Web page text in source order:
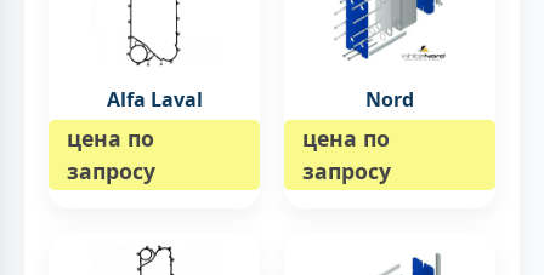
Alfa Laval
цена по
запросу
Nord
цена по
запросу